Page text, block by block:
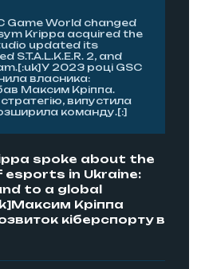
Game World changed
Krippa acquired the
updated its
S.T.A.L.K.E.R. 2, and
2023 році GSC
власника:
Максим Кріппа.
випустила
розширила команду.[:]
spoke about the
in Ukraine:
to a global
Кріппа
кіберспорту в